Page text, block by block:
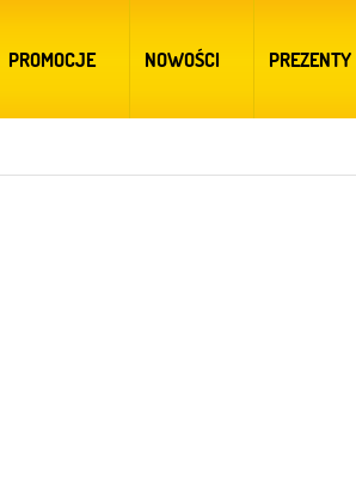
PROMOCJE NOWOŚCI PREZENTY